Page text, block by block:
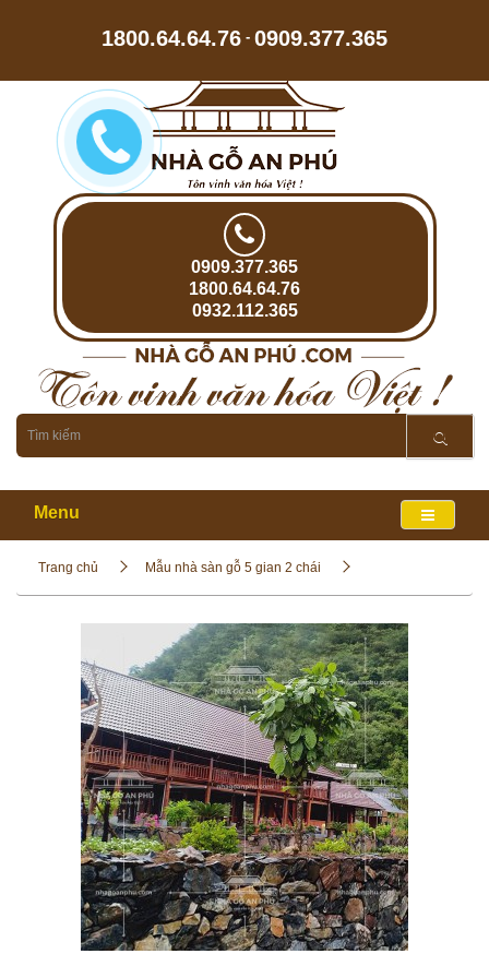
1800.64.64.76 - 0909.377.365
0909.377.365
1800.64.64.76
0932.112.365
Menu
Trang chủ Mẫu nhà sàn gỗ 5 gian 2 chái